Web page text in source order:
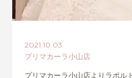
2021.10.03
プリマカーラ小山店
プリマカーラ小山店よりラポル